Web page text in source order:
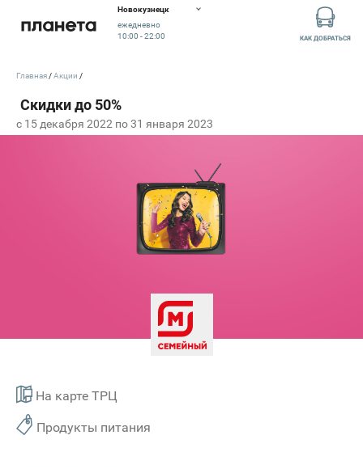
Новокузнецк
ежедневно
10:00 - 22:00
КАК ДОБРАТЬСЯ
c 15 декабря 2022 по 31 января 2023
На карте ТРЦ
Продукты питания
Главная Акции